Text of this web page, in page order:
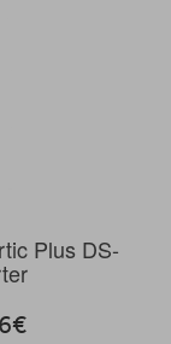
Plus DS-